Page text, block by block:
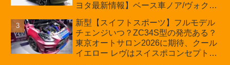
ヨタ最新情報】ベース車ノア/ヴォクシ
ほか「コア」と「ツール」、デリカ
D:5対抗のクロスオーバーSUVミニバ
ン
新型【スイフトスポーツ】フルモデル
チェンジいつ？ZC34S型の発売ある？
東京オートサロン2026に期待、クール
イエロー レヴはスイスポコンセプト